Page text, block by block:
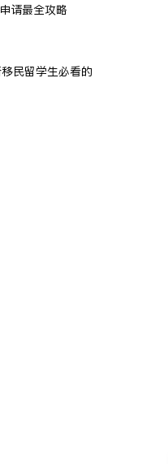
请最全攻略
民留学生必看的